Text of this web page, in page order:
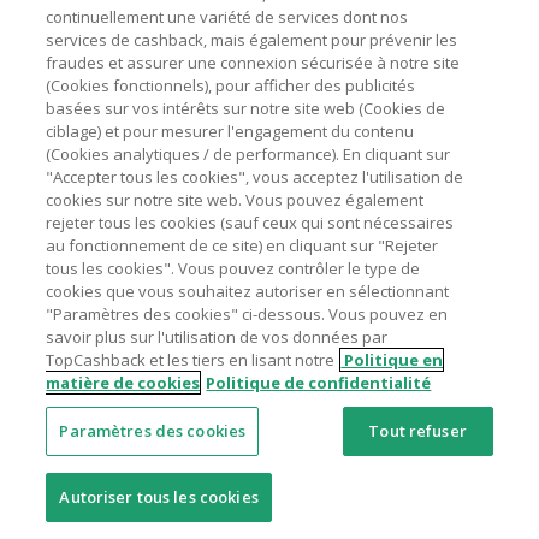
L'utilisation de plugins tels que Honey, AdBlock, uBlock, Pi-
hole et VPN peut bloquer le suivi de votre commande.
Pour chaque nouvelle transaction, il faut revenir sur
TopCashback et cliquer sur le bouton rose de cashback
pour accéder au site marchand et faire votre achat.
Assurez-vous que le lien TopCashback est le dernier lien
utilisé pour visiter le site marchand avant de finaliser votre
achat.
Tout compte impliqué dans des commandes ou activités
frauduleuses pour manipuler le système de cashback sera
clôturé et leur cashback confisqué.
A propos de
Contactez-nous
Mentions légales
Nos sites UK US CN JP DE AU
© 2005 - 2026 TopCashback Group Limited
continuellement une variété de services dont nos
services de cashback, mais également pour prévenir les
fraudes et assurer une connexion sécurisée à notre site
(Cookies fonctionnels), pour afficher des publicités
basées sur vos intérêts sur notre site web (Cookies de
ciblage) et pour mesurer l'engagement du contenu
(Cookies analytiques / de performance). En cliquant sur
"Accepter tous les cookies", vous acceptez l'utilisation de
cookies sur notre site web. Vous pouvez également
rejeter tous les cookies (sauf ceux qui sont nécessaires
au fonctionnement de ce site) en cliquant sur "Rejeter
tous les cookies". Vous pouvez contrôler le type de
cookies que vous souhaitez autoriser en sélectionnant
"Paramètres des cookies" ci-dessous. Vous pouvez en
savoir plus sur l'utilisation de vos données par
TopCashback et les tiers en lisant notre Politique en
matière de cookies Politique de confidentialité
Paramètres des cookies Tout refuser
Autoriser tous les cookies